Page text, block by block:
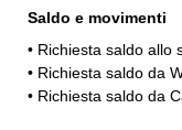
Saldo e movimenti
• Richiesta saldo allo
• Richiesta saldo da
• Richiesta saldo da